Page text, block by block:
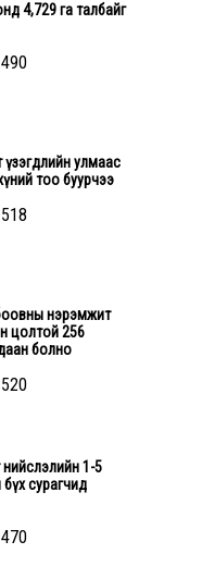
4,729 га талбайг
490
үзэгдлийн улмаас
тоо буурчээ
518
нэрэмжит
цолтой 256
болно
520
нийслэлийн 1-5
сурагчид
470